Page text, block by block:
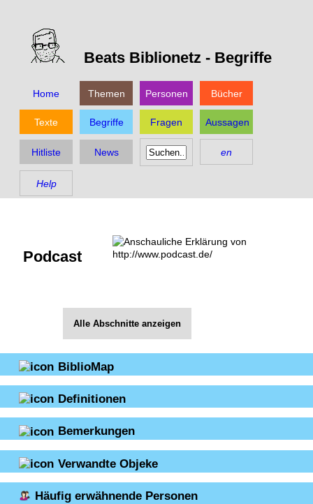
Beats Biblionetz - Begriffe
Home Themen Personen Bücher
Texte Begriffe Fragen Aussagen
Hitliste News en
Help
Podcast
Alle Abschnitte anzeigen
BiblioMap
Definitionen
Bemerkungen
Verwandte Objeke
Häufig erwähnende Personen